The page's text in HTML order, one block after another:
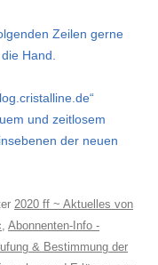
Zeilen gerne
Hand.
und zeitlosem
der neuen
2020 ff ~ Aktuelles von
, Abonnenten-Info -
& Bestimmung der